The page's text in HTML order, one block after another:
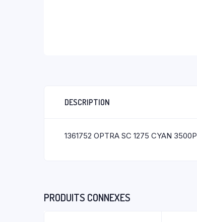
DESCRIPTION
1361752 OPTRA SC 1275 CYAN 3500P
PRODUITS CONNEXES